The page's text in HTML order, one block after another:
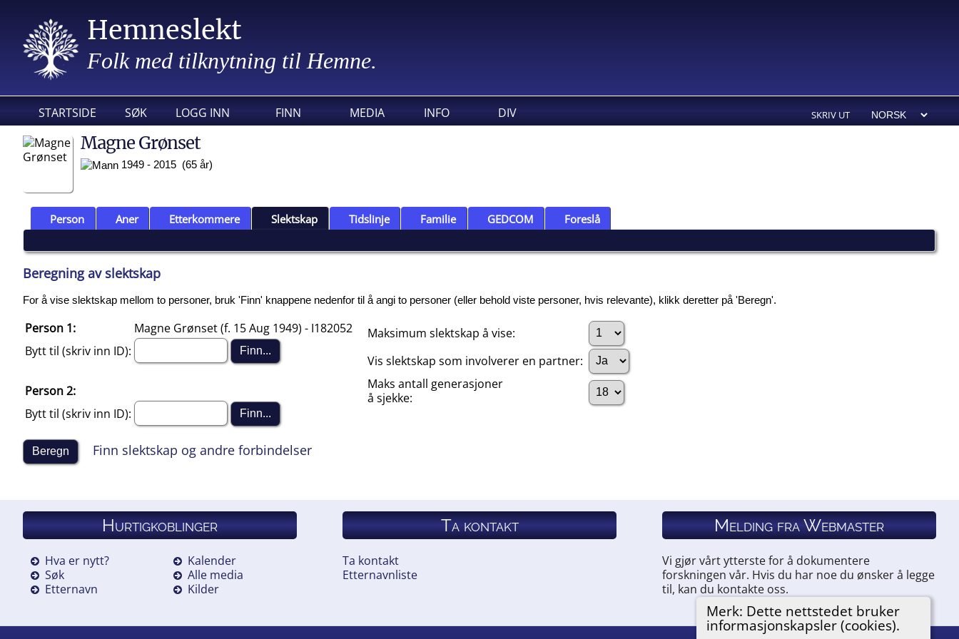
Hemneslekt
Folk med tilknytning til Hemne.
STARTSIDE SØK LOGG INN FINN MEDIA INFO DIV SKRIV UT
Merk: Dette nettstedet bruker
informasjonskapsler (cookies).
Magne Grønset
1949 - 2015 (65 år)
Person Aner Etterkommere Slektskap Tidslinje Familie GEDCOM Foreslå
Beregning av slektskap
For å vise slektskap mellom to personer, bruk 'Finn' knappene nedenfor til å angi to personer (eller behold viste personer, hvis relevante), klikk deretter på 'Beregn'.
Person 1:
Magne Grønset (f. 15 Aug 1949) - I182052
Bytt til (skriv inn ID):
Person 2:
Bytt til (skriv inn ID):
Maksimum slektskap å vise:
Vis slektskap som involverer en partner:
Maks antall generasjoner
å sjekke:
Finn slektskap og andre forbindelser
Hurtigkoblinger
Hva er nytt?
Søk
Etternavn
Kalender
Alle media
Kilder
Ta kontakt
Ta kontakt
Etternavnliste
Melding fra Webmaster
Vi gjør vårt ytterste for å dokumentere
forskningen vår. Hvis du har noe du ønsker å legge
til, kan du kontakte oss.